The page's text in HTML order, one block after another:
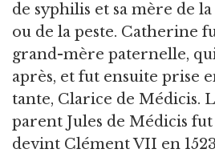
de syphilis et sa mère de
ou de la peste. Catherine
grand-mère paternelle,
après, et fut ensuite prise
tante, Clarice de Médicis.
parent Jules de Médicis
devint Clément VII en